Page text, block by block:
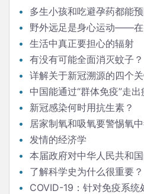
多生小孩和吃避孕药都能
野外远足是身心运动——在
发言生活中真正要担心的辐射
有没有可能全面消灭蚊子？
详解关于新冠溯源的四个
中国能通过“群体免疫”走
新冠感染何时用抗生素？
居家制氧和吸氧要警惕氧
发情的经济学
本届政府对中华人民共和
了解科学史为什么很重要？
COVID-19：针对免疫系